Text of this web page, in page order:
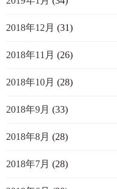
2018年12月 (31)
2018年11月 (26)
2018年10月 (28)
2018年9月 (33)
2018年8月 (28)
2018年7月 (28)